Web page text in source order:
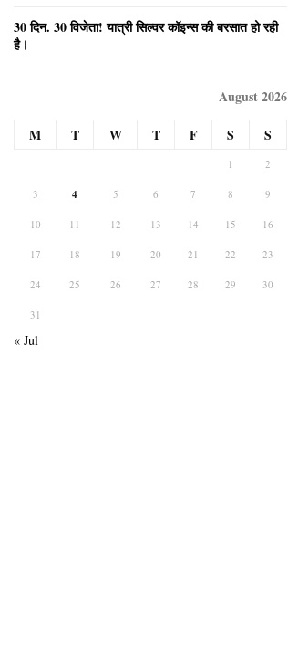
30 दिन. 30 विजेता! यात्री सिल्वर कॉइन्स की बरसात हो रही
है।
August 2026
M
T W T F S S
1 2
3 4 5 6 7 8 9
10 11 12 13 14 15 16
17 18 19 20 21 22 23
24 25 26 27 28 29 30
31
« Jul